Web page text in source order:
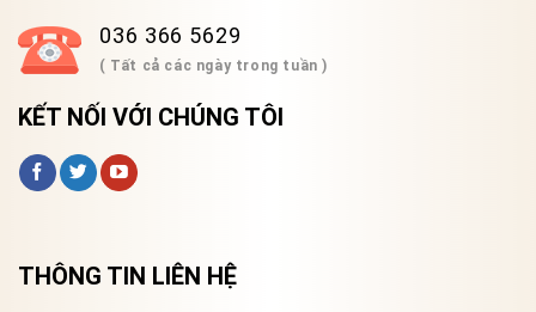
036 366 5629
( Tất cả các ngày trong tuần )
KẾT NỐI VỚI CHÚNG TÔI
THÔNG TIN LIÊN HỆ